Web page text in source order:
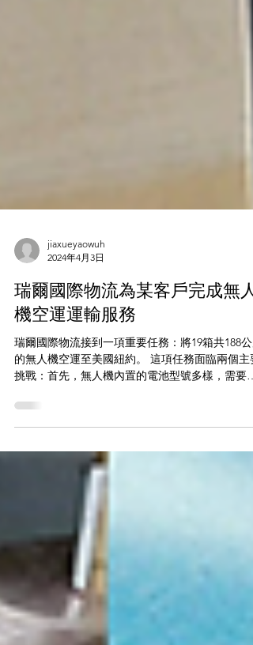
jiaxueyaowuh
瑞爾國際物流為某客戶完成無人
機空運運輸服務
瑞爾國際物流接到一項重要任務：將19箱共188公
的無人機空運至美國紐約。 這項任務面臨兩個主要
報告一一對應，而且貨物價值較高，需要特別謹慎
處理以防丟失。 為解決這些問題，瑞爾采取了以下